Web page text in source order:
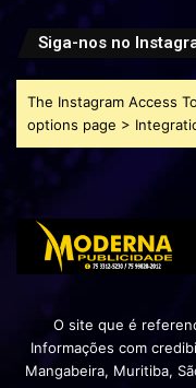
Siga-nos no
The Instagram Access
options page >
O site que é
Informações com
Mangabeira, Muritiba,